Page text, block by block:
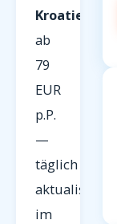
Kroatien
ab
79
EUR
p.P.
—
täglich
aktualisiert
im